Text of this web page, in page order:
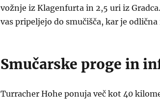
vožnje iz Klagenfurta in 2,5 uri iz
vas pripeljejo do smučišča, kar je
Smučarske proge in
Turracher Hohe ponuja več kot 40